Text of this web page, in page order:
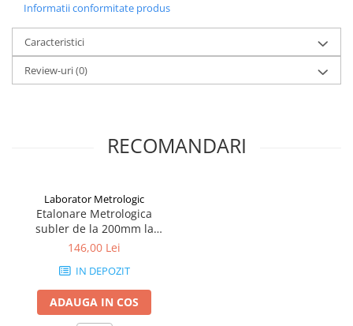
Reglaj fin: Da
Sistem de masura: Vernier monobloc
Avantaje si functionalitati
Reglaj fin
Falci calite, slefuite si lepuite
prelucrata cu precizie
Informatii conformitate produs
Caracteristici
Review-uri(0)
RECOMANDARI
Laborator Metrologic
Etalonare Metrologica
subler de la 200mm la
500mm
146,00 Lei
IN DEPOZIT
ADAUGA IN COS